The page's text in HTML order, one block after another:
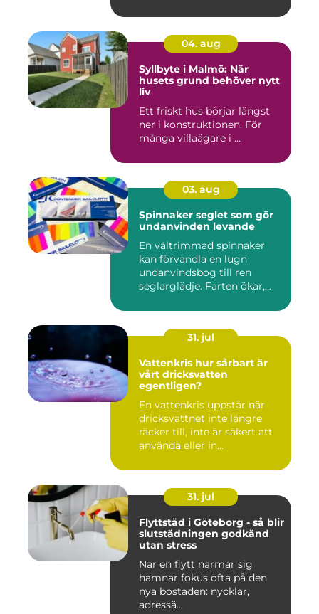
04. aug
Syllbyte i Malmö: När
husets grund behöver nytt
liv
Ett friskt hus börjar längst
ner i konstruktionen. För
många villaägare i ...
03. aug
Spinnaker seglet som gör
undanvinden levande
En vältrimmad spinnaker
kan förvandla en lugn
undanvindsbog till ren
seglarglädje. Farten ökar,
31. jul
Vattenkris hur sårbart är
vårt dricksvatten
egentligen?
En vattenkris uppstår när
dricksvattnet inte längre
räcker till, inte är säkert att
använda eller in...
31. jul
Flyttstäd i Göteborg - så blir
slutstädningen godkänd
utan stress
När en flytt närmar sig
hamnar fokus ofta på den
nya bostaden: nycklar,
adressä...